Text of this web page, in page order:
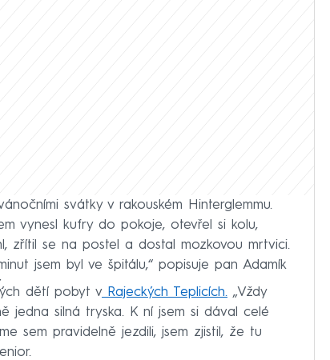
svátky v rakouském Hinterglemmu.
vynesl kufry do pokoje, otevřel si kolu,
zřítil se na postel a dostal mozkovou mrtvici.
jsem byl ve špitálu,“ popisuje pan Adamík
dětí pobyt vRajeckých Teplicích. „Vždy
jedna silná tryska. K ní jsem si dával celé
sem pravidelně jezdili, jsem zjistil, že tu